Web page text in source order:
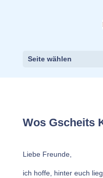
Seite wählen
Wos Gscheits
Liebe Freunde,
ich hoffe, hinter euch